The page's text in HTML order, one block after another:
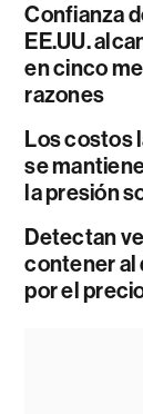
Confianza
EE.UU.
en cinco
razones
Los costos
se
la presión
Detectan
contener al
por el